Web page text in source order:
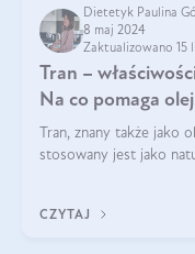
Dietetyk Paulina
8 maj 2024
Zaktualizowano 15
Tran –
Na co pomaga
Tran, znany także
stosowany jest jako
CZYTAJ